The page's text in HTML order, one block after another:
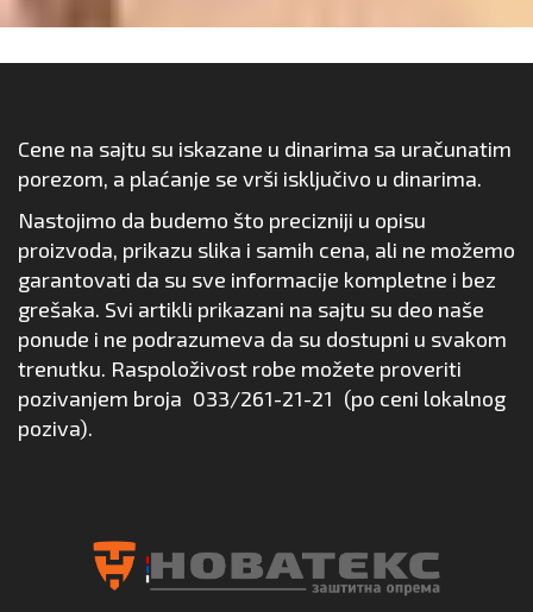
Cene na sajtu su iskazane u dinarima sa uračunatim
porezom, a plaćanje se vrši isključivo u dinarima.
Nastojimo da budemo što precizniji u opisu
proizvoda, prikazu slika i samih cena, ali ne možemo
garantovati da su sve informacije kompletne i bez
grešaka. Svi artikli prikazani na sajtu su deo naše
ponude i ne podrazumeva da su dostupni u svakom
trenutku. Raspoloživost robe možete proveriti
pozivanjem broja 033/261-21-21 (po ceni lokalnog
poziva).